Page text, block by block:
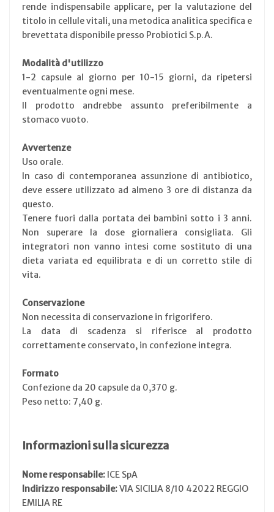
rende indispensabile applicare, per la valutazione del
titolo in cellule vitali, una metodica analitica specifica e
brevettata disponibile presso Probiotici S.p.A.
Modalità d'utilizzo
1-2 capsule al giorno per 10-15 giorni, da ripetersi
eventualmente ogni mese.
Il prodotto andrebbe assunto preferibilmente a
stomaco vuoto.
Avvertenze
Uso orale.
In caso di contemporanea assunzione di antibiotico,
deve essere utilizzato ad almeno 3 ore di distanza da
questo.
Tenere fuori dalla portata dei bambini sotto i 3 anni.
Non superare la dose giornaliera consigliata. Gli
integratori non vanno intesi come sostituto di una
dieta variata ed equilibrata e di un corretto stile di
vita.
Conservazione
Non necessita di conservazione in frigorifero.
La data di scadenza si riferisce al prodotto
correttamente conservato, in confezione integra.
Formato
Confezione da 20 capsule da 0,370 g.
Peso netto: 7,40 g.
Informazioni sulla sicurezza
Nome responsabile: ICE SpA
Indirizzo responsabile:VIA SICILIA 8/10 42022 REGGIO
EMILIA RE